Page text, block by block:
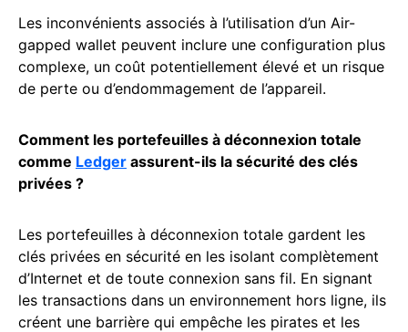
Les inconvénients associés à l’utilisation d’un Air-
gapped wallet peuvent inclure une configuration plus
complexe, un coût potentiellement élevé et un risque
de perte ou d’endommagement de l’appareil.
Comment les portefeuilles à déconnexion totale
comme Ledger assurent-ils la sécurité des clés
privées ?
Les portefeuilles à déconnexion totale gardent les
clés privées en sécurité en les isolant complètement
d’Internet et de toute connexion sans fil. En signant
les transactions dans un environnement hors ligne, ils
créent une barrière qui empêche les pirates et les